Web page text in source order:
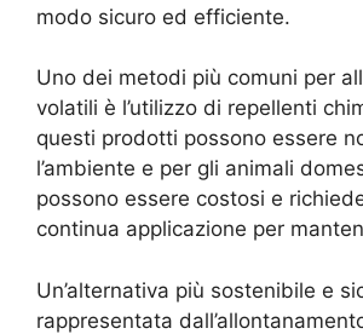
modo sicuro ed efficiente.
Uno dei metodi più comuni per
volatili è l’utilizzo di repellenti
questi prodotti possono essere
l’ambiente e per gli animali
possono essere costosi e
continua applicazione per
Un’alternativa più sostenibile e
rappresentata